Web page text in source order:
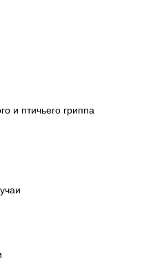
и птичьего гриппа